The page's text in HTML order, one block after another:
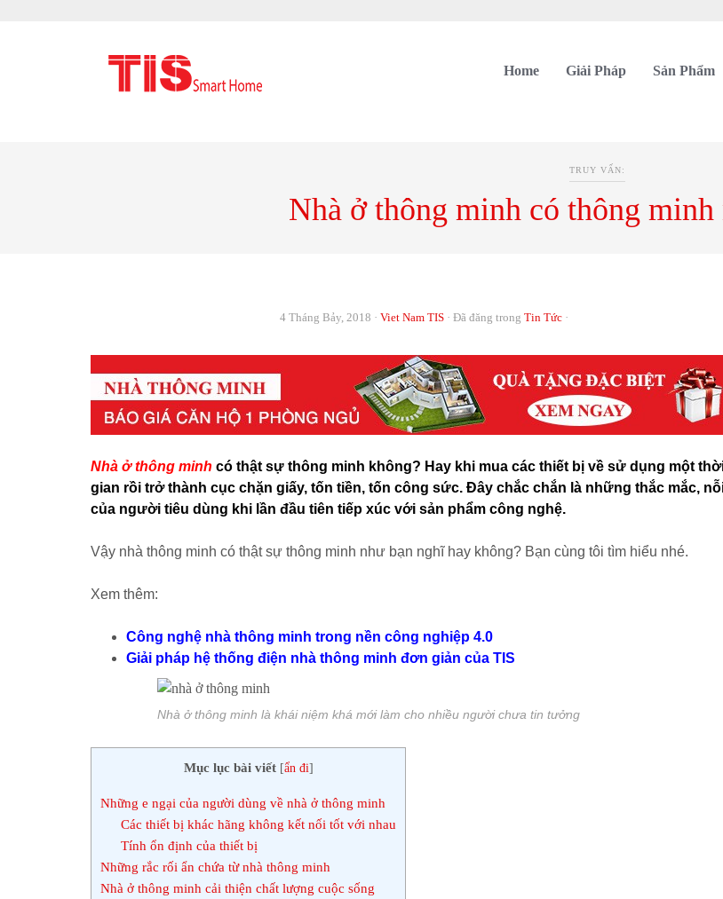
Home Giải Pháp Sản Phẩm
TRUY VẤN:
Nhà ở thông minh có thông minh
4 Tháng Bảy, 2018 · Viet Nam TIS· Đã đăng trong Tin Tức ·
Nhà ở thông minh có thật sự thông minh không? Hay khi mua các thiết bị về sử dụng một
gian rồi trở thành cục chặn giấy, tốn tiền, tốn công sức. Đây chắc chắn là những thắc mắc,
của người tiêu dùng khi lần đầu tiên tiếp xúc với sản phẩm công nghệ.
Vậy nhà thông minh có thật sự thông minh như bạn nghĩ hay không? Bạn cùng tôi tìm hiểu nhé.
Xem thêm:
Công nghệ nhà thông minh trong nền công nghiệp 4.0
Giải pháp hệ thống điện nhà thông minh đơn giản của TIS
Nhà ở thông minh là khái niệm khá mới làm cho nhiều người chưa tin tưởng
Mục lục bài viết [ẩn đi]
Những e ngại của người dùng về nhà ở thông minh
Các thiết bị khác hãng không kết nối tốt với nhau
Tính ổn định của thiết bị
Những rắc rối ẩn chứa từ nhà thông minh
Nhà ở thông minh cải thiện chất lượng cuộc sống